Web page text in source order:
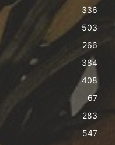
336
503
266
384
408
67
283
547